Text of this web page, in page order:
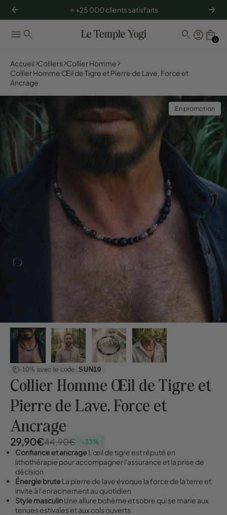
arrow_back arrow_forward
⭐️ +25 000 clients satisfaits
menu search search account_circle local_mall
0
Accueil Colliers Collier Homme
Collier Homme Œil de Tigre et Pierre de Lave, Force et
Ancrage
En promotion
-10% avec le code :SUN10
Collier Homme Œil de Tigre et
Pierre de Lave, Force et
Ancrage
29,90€44,90€ -33%
Confiance et ancrageL'œil de tigre est réputé en
lithothérapie pour accompagner l'assurance et la prise de
décision
Énergie bruteLa pierre de lave évoque la force de la terre et
invite à l'enracinement au quotidien
Style masculinUne allure bohème et sobre qui se marie aux
tenues estivales et aux cols ouverts